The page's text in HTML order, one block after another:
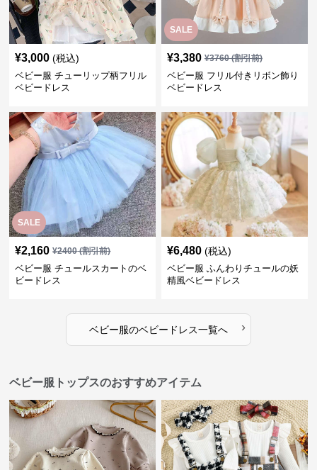
¥3,000 (税込)
ベビー服 チューリップ柄フリル
ベビードレス
SALE
¥3,380 ¥3760(割引前)
ベビー服 フリル付きリボン飾り
ベビードレス
SALE
¥2,160 ¥2400(割引前)
ベビー服 チュールスカートのベ
ビードレス
¥6,480 (税込)
ベビー服 ふんわりチュールの妖
精風ベビードレス
ベビー服のベビードレス一覧へ ›
ベビー服トップスのおすすめアイテム